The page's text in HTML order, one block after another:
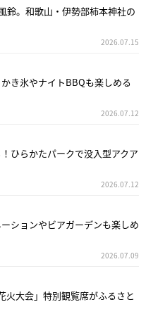
鈴。和歌山・伊勢部柿本神社の
2026.07.15
き氷やナイトBBQも楽しめる
2026.07.12
ひらかたパークで没入型アクア
2026.07.12
ションやビアガーデンも楽しめ
2026.07.09
火大会」特別観覧席がふるさと